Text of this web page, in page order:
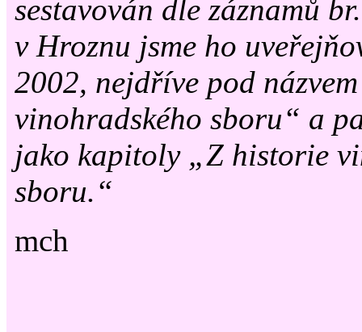
sestavován dle záznamů
v Hroznu jsme ho
2002, nejdříve pod
vinohradského sboru“ a
jako kapitoly „Z historie
sboru.“
mch